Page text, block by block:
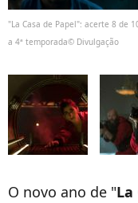
"La Casa de Papel": acerte 8 de
a 4ª temporada© Divulgação
O novo ano de "La